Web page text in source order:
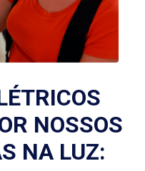
NOSSOS
NA LUZ: